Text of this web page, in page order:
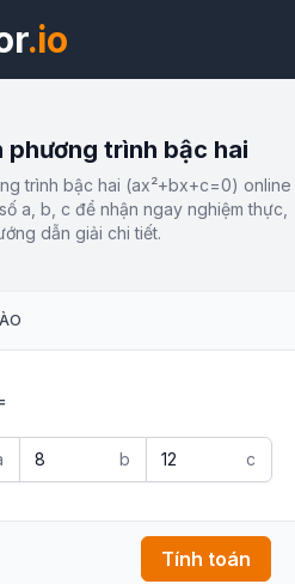
.io
phương trình bậc hai
trình bậc hai (ax²+bx+c=0) online
a, b, c để nhận ngay nghiệm thực,
dẫn giải chi tiết.
b c
Tính toán